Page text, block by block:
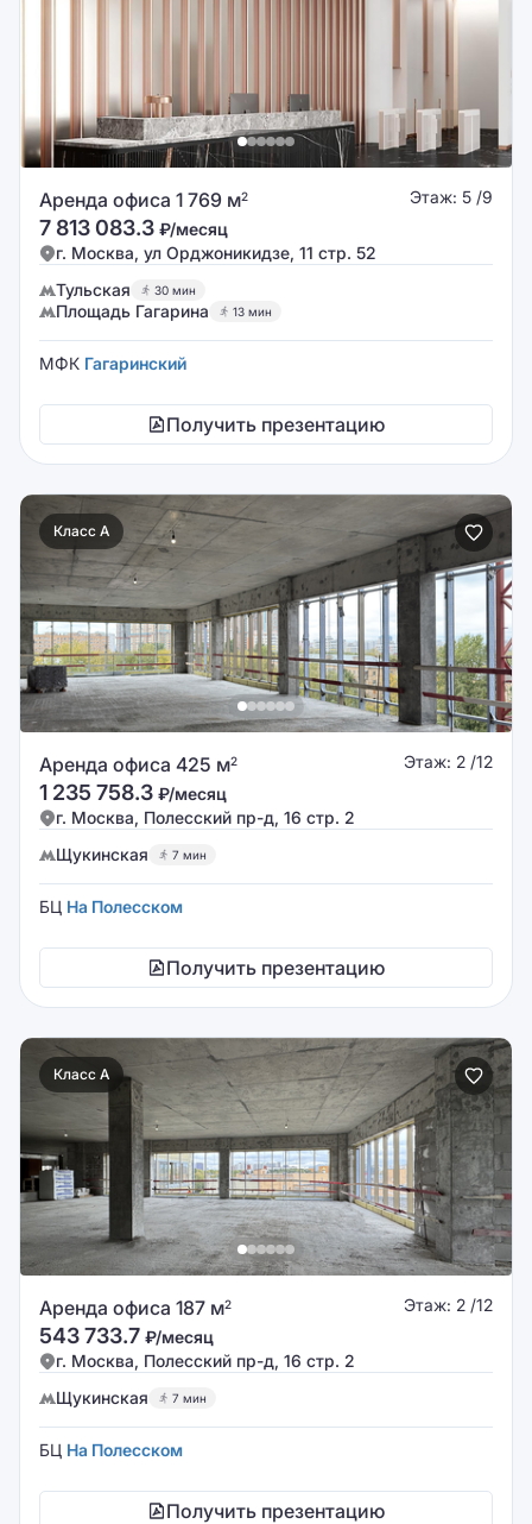
Аренда офиса 1 769 м2 Этаж: 5 /9
7 813 083.3 ₽/месяц
г. Москва, ул Орджоникидзе, 11 стр. 52
Тульская
30 мин
Площадь Гагарина 13 мин
МФК Гагаринский
Получить презентацию
Класс A
Аренда офиса 425 м2 Этаж: 2 /12
1 235 758.3 ₽/месяц
г. Москва, Полесский пр-д, 16 стр. 2
Щукинская
7 мин
БЦ На Полесском
Получить презентацию
Класс A
Аренда офиса 187 м2 Этаж: 2 /12
543 733.7 ₽/месяц
г. Москва, Полесский пр-д, 16 стр. 2
Щукинская
7 мин
БЦ На Полесском
Получить презентацию